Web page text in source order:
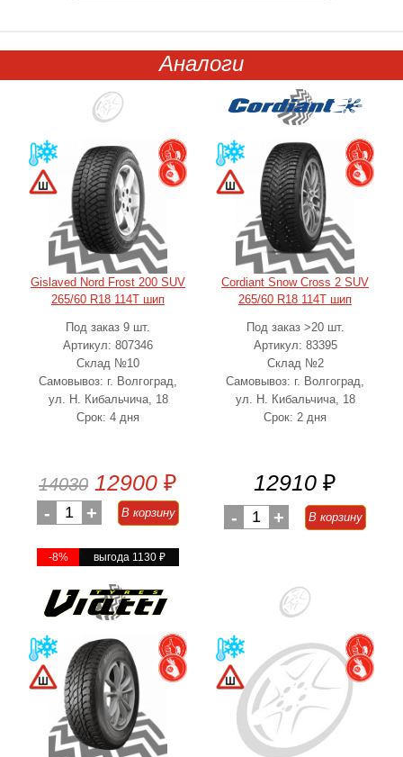
Аналоги
Gislaved Nord Frost 200 SUV
265/60 R18 114T шип
Под заказ 9 шт.
Артикул: 807346
Склад №10
Самовывоз: г. Волгоград,
ул. Н. Кибальчича, 18
Срок: 4 дня
14030 12900 ₽
- 1 + В корзину
-8% выгода 1130 ₽
Cordiant Snow Cross 2 SUV
265/60 R18 114T шип
Под заказ >20 шт.
Артикул: 83395
Склад №2
Самовывоз: г. Волгоград,
ул. Н. Кибальчича, 18
Срок: 2 дня
12910 ₽
- 1 + В корзину